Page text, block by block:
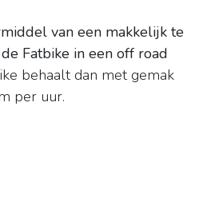
van een makkelijk te
Fatbike in een off road
behaalt dan met gemak
per uur.